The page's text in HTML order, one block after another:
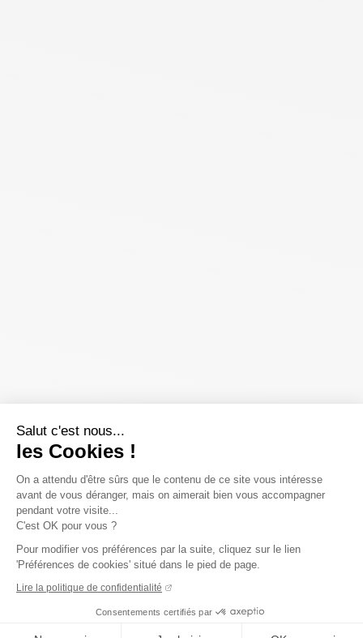
Salut c'est nous...
les Cookies !
On a attendu d'être sûrs que le contenu de ce site vous intéresse
avant de vous déranger, mais on aimerait bien vous accompagner
pendant votre visite...
C'est OK pour vous ?
Pour modifier vos préférences par la suite, cliquez sur le lien
'Préférences de cookies' situé dans le pied de page.
Lire la politique de confidentialité
Consentements certifiés par